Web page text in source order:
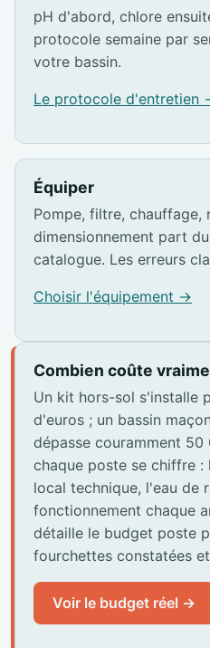
pH d'abord, chlore
protocole semaine par
votre bassin.
Le protocole d'entretien
Équiper
Pompe, filtre, chauffage,
dimensionnement part
catalogue. Les erreurs
Choisir l'équipement →
Combien coûte
Un kit hors-sol s'installe
d'euros ; un bassin
dépasse couramment
chaque poste se chiffre :
local technique, l'eau de
fonctionnement chaque
détaille le budget poste
fourchettes constatées
Voir le budget réel →